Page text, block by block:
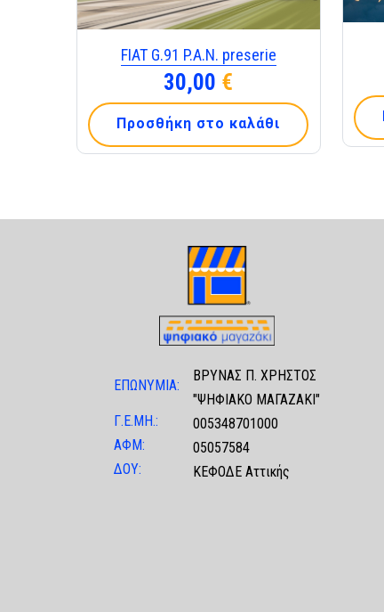
FIAT G.91 P.A.N. preserie
30,00 €
Προσθήκη στο καλάθι
ΕΠΩΝΥΜΙΑ:
ΒΡΥΝΑΣ Π. ΧΡΗΣΤΟΣ
"ΨΗΦΙΑΚΟ ΜΑΓΑΖΑΚΙ"
Γ.Ε.ΜΗ.:
005348701000
ΑΦΜ:
05057584
ΔΟΥ:
ΚΕΦΟΔΕ Αττικής